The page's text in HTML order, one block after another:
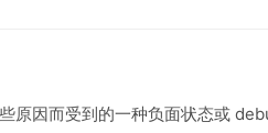
原因而受到的一种负面状态或